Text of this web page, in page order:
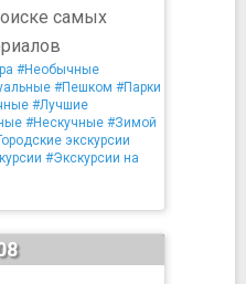
самых
#Необычные
#Пешком #Парки
#Лучшие
#Нескучные #Зимой
экскурсии
#Экскурсии на